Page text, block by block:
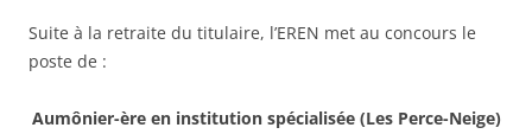
Suite à la retraite du titulaire, l’EREN met au concours le
poste de :
Aumônier-ère en institution spécialisée (Les Perce-Neige)